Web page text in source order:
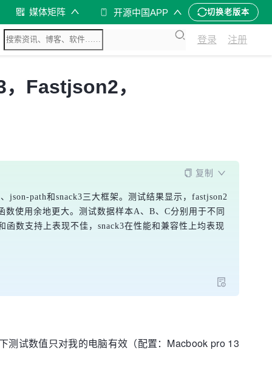
媒体矩阵 开源中国APP 切换老版本
登录 注册
Fastjson2，
复制
json-path和snack3三大框架。测试结果显示，fastjson2
使用余地更大。测试数据样本A、B、C分别用于不同
数支持上表现不佳，snack3在性能和兼容性上均表现
测试数值只对我的电脑有效（配置：Macbook pro 13